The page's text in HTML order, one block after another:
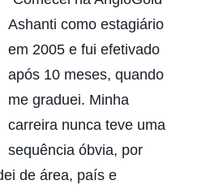
Ashanti como estagiário
em 2005 e fui efetivado
após 10 meses, quando
me graduei. Minha
carreira nunca teve uma
sequência óbvia, por
de área, país e